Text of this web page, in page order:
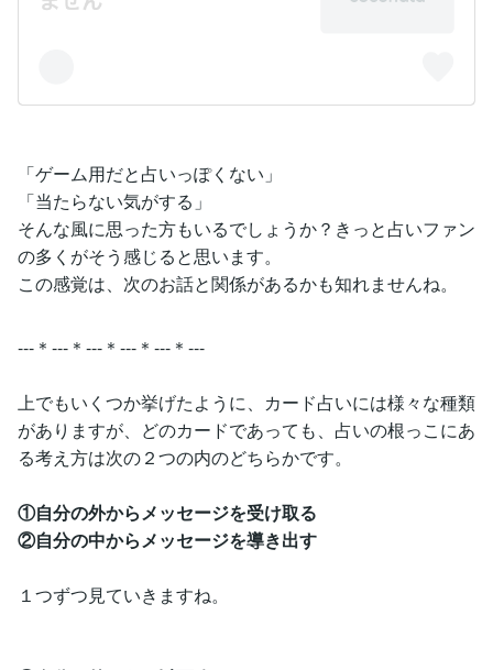
「ゲーム用だと占いっぽくない」
「当たらない気がする」
そんな風に思った方もいるでしょうか？きっと占いファン
の多くがそう感じると思います。
この感覚は、次のお話と関係があるかも知れませんね。
---＊---＊---＊---＊---＊---
上でもいくつか挙げたように、カード占いには様々な種類
がありますが、どのカードであっても、占いの根っこにあ
る考え方は次の２つの内のどちらかです。
①自分の外からメッセージを受け取る
②自分の中からメッセージを導き出す
１つずつ見ていきますね。